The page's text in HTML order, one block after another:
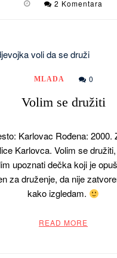
2 Komentara
MLADA 0
Volim se družiti
Karlovac Rođena: 2000.
Karlovca. Volim se
upoznati dečka koji je
za druženje, da nije
kako izgledam.
READ MORE